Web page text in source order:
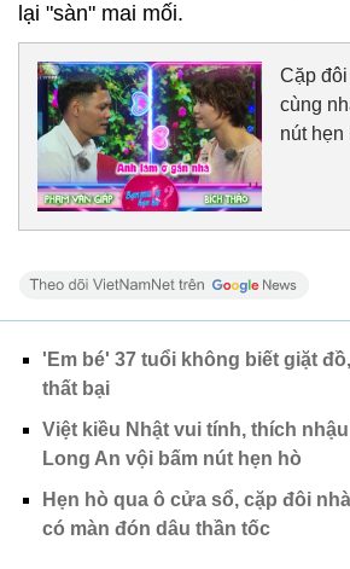
lại "sàn" mai mối.
Cặp
cùng
nút hẹn
'Em bé' 37 tuổi không biết giặt
thất bại
Việt kiều Nhật vui tính, thích
Long An vội bấm nút hẹn hò
Hẹn hò qua ô cửa sổ, cặp đôi
có màn đón dâu thần tốc